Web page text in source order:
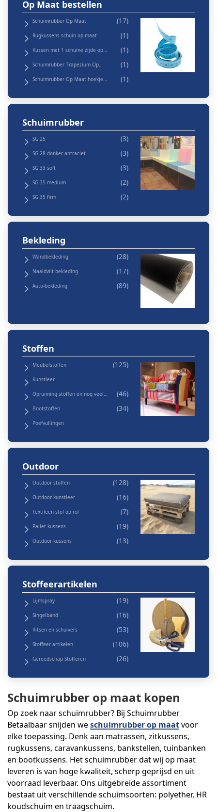
Op Maat bestellen
Schuimrubber Op Maat
Rugkussens schuin op maat
Kussen met 1 schuine zijde op
Schuimrubber Trapezium Op
Schuimrubber Op Maat hoekje
Schuimrubber
SG 25
SG 28 donker antraciet
SG 33 soft
SG 35 medium
SG 35 firm
Bekleding
Wandbekleding
Naaldvilt bekleding
Auto-bekleding
Stoffen
Meubelstoffen
Kunstleer
Opruiming stoffen en nog veel
Bootstoffen
Poefvullingen
Outdoor
Outdoor stoffen
Outdoor kunstleer
Textileen stof op rol
Pallet kussens
Outdoor kussens
Stoffeerartikelen
Lijmspray
Singelband
Ritsen en schuivers
Stoffeer artikelen
Gereedschap Stofferen
Schuimrubber op maat kopen
Op zoek naar schuimrubber? Bij Schuimrubber
Betaalbaar snijden weschuimrubber op maatvoor
elke toepassing. Denk aan matrassen, zitkussens,
rugkussens, caravankussens, bankstellen, tuinbanken
en bootkussens. Het schuimrubber dat wij op maat
leveren is van hoge kwaliteit, scherp geprijsd en uit
voorraad leverbaar. Ons uitgebreide assortiment
bestaat uit verschillende schuimsoorten: polyether, HR
koudschuim en traagschuim.